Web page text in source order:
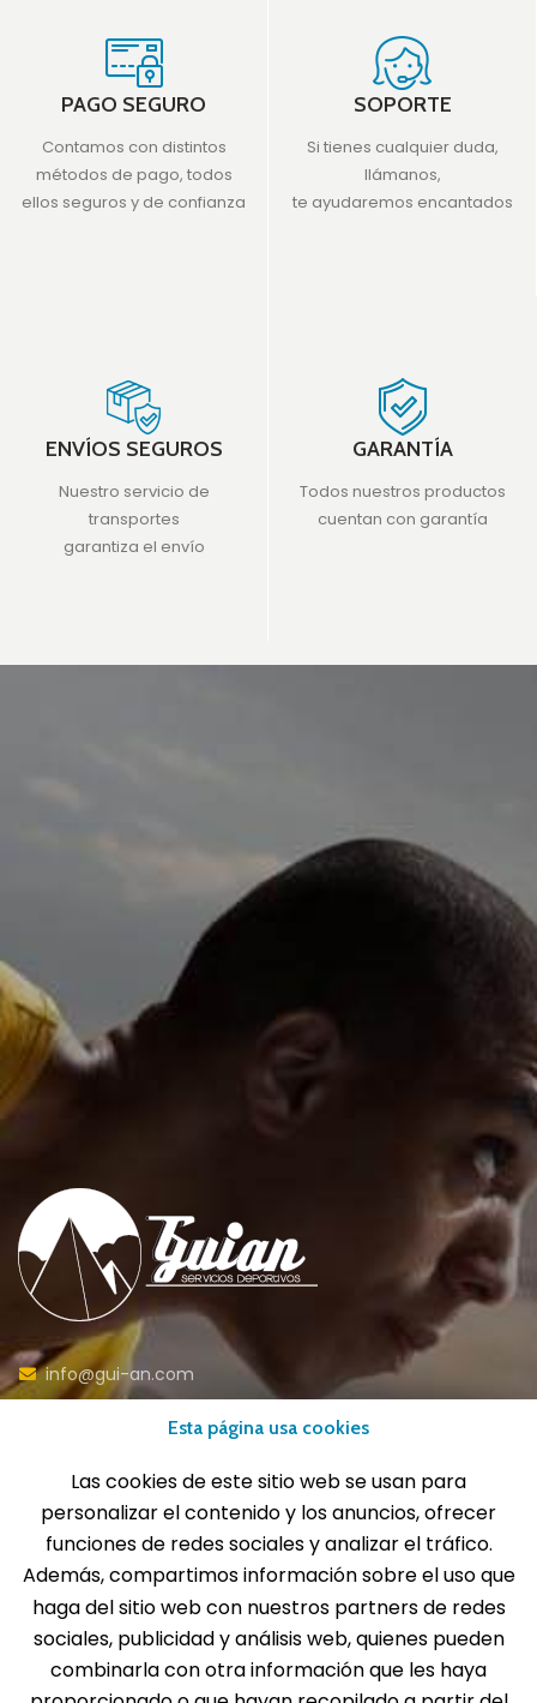
PAGO SEGURO
Contamos con distintos
métodos de pago, todos
ellos seguros y de confianza
SOPORTE
Si tienes cualquier duda,
llámanos,
te ayudaremos encantados
ENVÍOS SEGUROS
Nuestro servicio de
transportes
garantiza el envío
GARANTÍA
Todos nuestros productos
cuentan con garantía
info@gui-an.com
Whatsapp: 609 72 24 10
Fax: 916 537 814
SOLICITA INFORMACIÓN
MENÚ
Esta página usa cookies
Las cookies de este sitio web se usan para
personalizar el contenido y los anuncios, ofrecer
funciones de redes sociales y analizar el tráfico.
Además, compartimos información sobre el uso que
haga del sitio web con nuestros partners de redes
sociales, publicidad y análisis web, quienes pueden
combinarla con otra información que les haya